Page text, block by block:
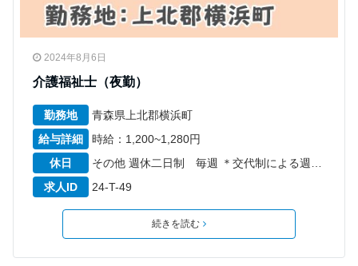
2024年8月6日
介護福祉士（夜勤）
勤務地
青森県上北郡横浜町
給与詳細
時給：1,200~1,280円
休日
その他 週休二日制 毎週 ＊交代制による週40時間勤務 ＊リフレッシュ休暇6日 年間休日数107日 6ヵ月経過後の年次有給休暇日数10日
求人ID
24-T-49
続きを読む